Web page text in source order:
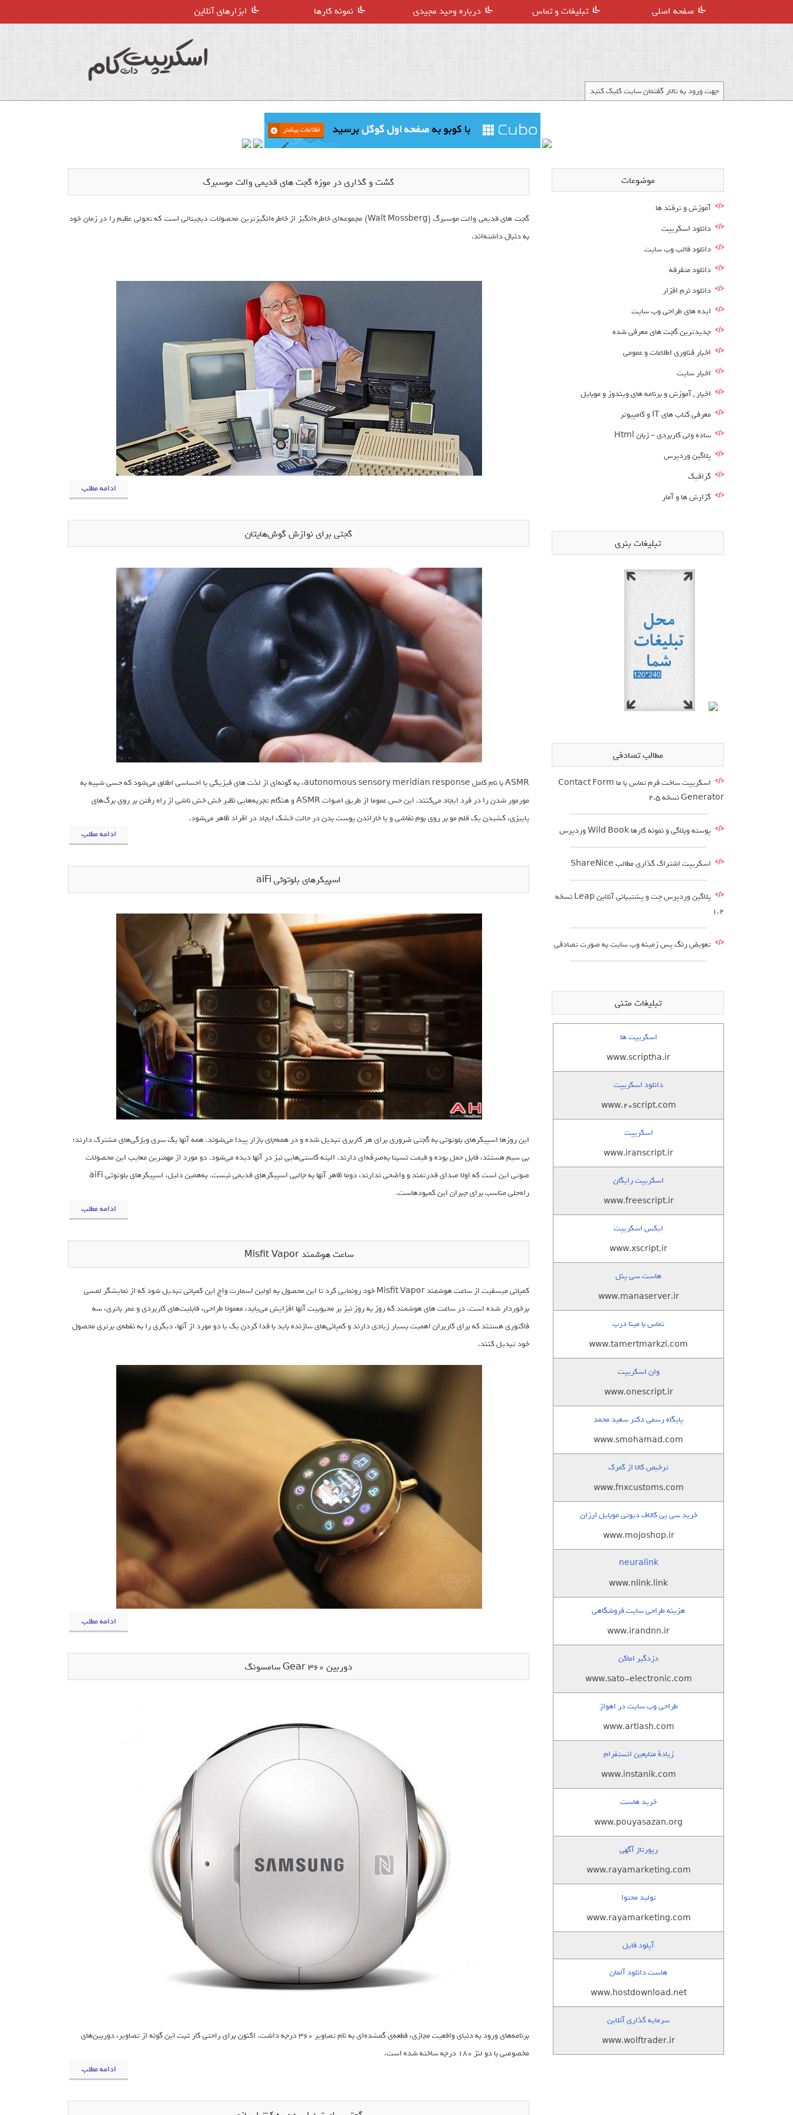
صفحه اصلی تبلیغات و تماس درباره وحید مجیدی نمونه کارها ابزارهای آنلاین
جهت ورود به تالار گفتمان سایت کلیک کنید
گشت و گذاری در موزه گجت های قدیمی والت موسبرگ
گجت های قدیمی والت موسبرگ (Walt Mossberg) مجموعه‌ای خاطره‌انگیز از خاطره‌انگیزترین محصولات دیجیتالی است که تحولی عظیم را در زمان خود
به دنبال داشته‌اند.
ادامه مطلب
گجتی برای نوازش گوش‌هایتان
ASMR با نام کامل autonomous sensory meridian response، به گونه‌ای از لذت های فیزیکی یا احساسی اطلاق می‌شود که حسی شبیه به
مورمور شدن را در فرد ایجاد می‌کنند. این حس عموما از طریق اصوات ASMR و هنگام تجربه‌هایی نظیر خش خش ناشی از راه رفتن بر روی برگ‌های
پاییزی، کشیدن یک قلم مو بر روی بوم نقاشی و یا خاراندن پوست بدن در حالت خشک ایجاد در افراد ظاهر می‌شود.
ادامه مطلب
اسپیکرهای بلوتوثی aiFi
این روزها اسپیکرهای بلوتوثی به گجتی ضروری برای هر کاربری تبدیل شده و در همه‌جای بازار پیدا می‌شوند. همه آنها یک سری ویژگی‌های مشترک دارند؛
بی سیم هستند، قابل حمل بوده و قیمت نسبتا به‌صرفه‌ای دارند. البته کاستی‌هایی نیز در آنها دیده می‌شود. دو مورد از مهمترین معایب این محصولات
صوتی این است که اولا صدای قدرتمند و واضحی ندارند، دوما ظاهر آنها به جالبی اسپیکرهای قدیمی نیست. به‌همین دلیل، اسپیکرهای بلوتوثی aiFi
راه‌حلی مناسب برای جبران این کمبودهاست.
ادامه مطلب
ساعت هوشمند Misfit Vapor
کمپانی میسفیت از ساعت هوشمند Misfit Vapor خود رونمایی کرد تا این محصول به اولین اسمارت واچ این کمپانی تبدیل شود که از نمایشگر لمسی
برخوردار شده است. در ساعت های هوشمند که روز به روز نیز بر محبوبیت آنها افزایش می‌یابد، معمولا طراحی، قابلیت‌های کاربردی و عمر باتری، سه
فاکتوری هستند که برای کاربران اهمیت بسیار زیادی دارند و کمپانی‌های سازنده باید با فدا کردن یک یا دو مورد از آنها، دیگری را به نقطه‌ی برتری محصول
خود تبدیل کنند.
ادامه مطلب
دوربین Gear 360 سامسونگ
برنامه‌های ورود به دنیای واقعیت مجازی، قطعه‌ی گمشده‌ای به نام تصاویر 360 درجه داشت. اکنون برای راحتی کار ثبت این‌ گونه از تصاویر، دوربین‌های
مخصوصی با دو لنز 180 درجه ساخته شده است.
ادامه مطلب
موضوعات
آموزش و ترفند ها
دانلود اسکریپت
دانلود قالب وب سایت
دانلود متفرقه
دانلود نرم افزار
ایده های طراحی وب سایت
جدیدترین گجت های معرفی شده
اخبار فناوری اطلاعات و عمومی
اخبار سایت
اخبار , آموزش و برنامه های ویندوز و موبایل
معرفی کتاب های IT و کامپیوتر
ساده ولی کاربردی – زبان Html
پلاگین وردپرس
گرافیک
گزارش ها و آمار
تبلیغات بنری
مطالب تصادفی
اسکریپت ساخت فرم تماس با ما Contact Form
Generator نسخه 2.5
پوسته وبلاگی و نمونه کارها Wild Book وردپرس
اسکریپت اشتراک گذاری مطالب ShareNice
پلاگین وردپرس چت و پشتیبانی آنلاین Leap نسخه
1.2
تعویض رنگ پس زمینه وب سایت به صورت تصادفی
تبلیغات متنی
اسکریپت ها
www.scriptha.ir
دانلود اسکریپت
www.20script.com
اسکریپت
www.iranscript.ir
اسکریپت رایگان
www.freescript.ir
ایکس اسکریپت
www.xscript.ir
هاست سی پنل
www.manaserver.ir
تماس با مینا درب
www.tamertmarkzi.com
وان اسکریپت
www.onescript.ir
پایگاه رسمی دکتر سعید محمد
www.smohamad.com
ترخیص کالا از گمرک
www.fnxcustoms.com
خرید سی پی کالاف دیوتی موبایل ارزان
www.mojoshop.ir
neuralink
www.nlink.link
هزینه طراحی سایت فروشگاهی
www.irandnn.ir
دزدگیر اماکن
www.sato-electronic.com
طراحی وب سایت در اهواز
www.artiash.com
زيادة متابعين انستقرام
www.instanik.com
خرید هاست
www.pouyasazan.org
رپورتاژ آگهی
www.rayamarketing.com
تولید محتوا
www.rayamarketing.com
آپلود فایل
هاست دانلود آلمان
www.hostdownload.net
سرمایه گذاری آنلاین
www.wolftrader.ir